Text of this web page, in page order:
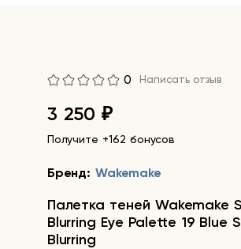
0 Написать отзыв
3 250 ₽
Получите +162 бонусов
Бренд: Wakemake
Палетка теней Wakemake
Blurring Eye Palette 19 Blue
Blurring